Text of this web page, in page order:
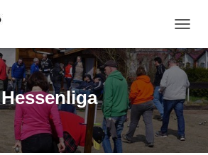
Hessenliga